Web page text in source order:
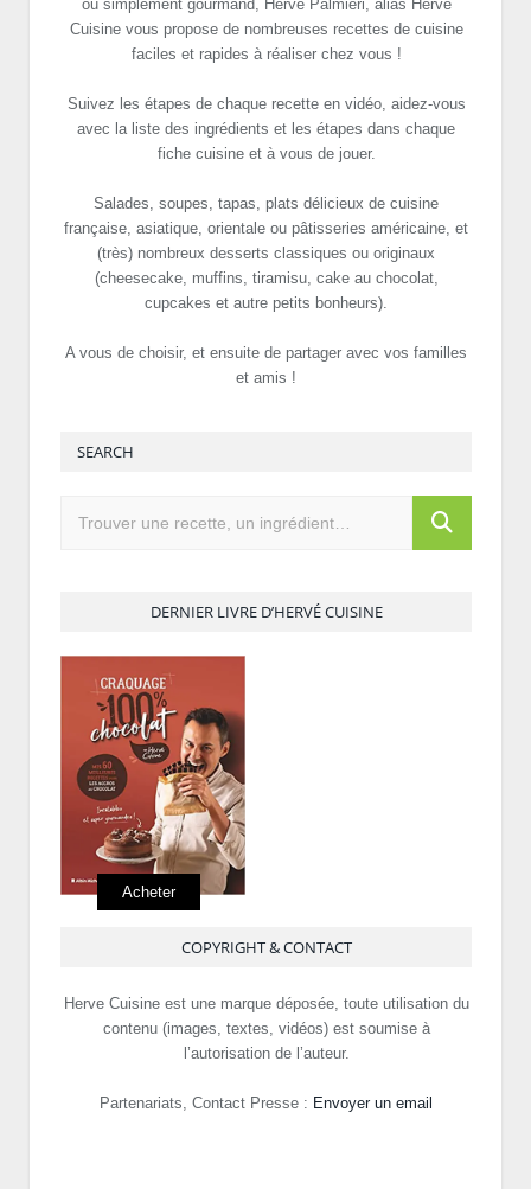
ou simplement gourmand, Hervé Palmieri, alias Hervé
Cuisine vous propose de nombreuses recettes de cuisine
faciles et rapides à réaliser chez vous !
Suivez les étapes de chaque recette en vidéo, aidez-vous
avec la liste des ingrédients et les étapes dans chaque
fiche cuisine et à vous de jouer.
Salades, soupes, tapas, plats délicieux de cuisine
française, asiatique, orientale ou pâtisseries américaine, et
(très) nombreux desserts classiques ou originaux
(cheesecake, muffins, tiramisu, cake au chocolat,
cupcakes et autre petits bonheurs).
A vous de choisir, et ensuite de partager avec vos familles
et amis !
SEARCH
DERNIER LIVRE D’HERVÉ CUISINE
Acheter
COPYRIGHT & CONTACT
Herve Cuisine est une marque déposée, toute utilisation du
contenu (images, textes, vidéos) est soumise à
l’autorisation de l’auteur.
Partenariats, Contact Presse : Envoyer un email